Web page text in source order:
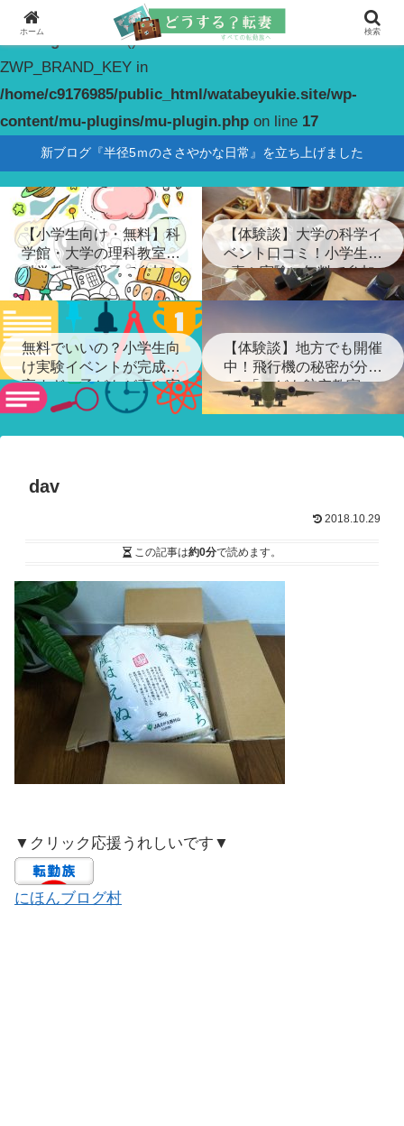
Warning
: constant(): Couldn't find constant
ZWP_BRAND_KEY in
/home/c9176985/public_html/watabeyukie.site/wp-
content/mu-plugins/mu-plugin.php on line 17
新ブログ『半径5ｍのささやかな日常』を立ち上げました
【小学生向け・無料】科
学館・大学の理科教室・
科学教室に親子で参加！
【体験談】大学の科学イ
ベント口コミ！小学生が
喜ぶ実験に無料で参加
無料でいいの？小学生向
け実験イベントが完成度
高すぎ…子どもが喜ぶ実
験ショー
【体験談】地方でも開催
中！飛行機の秘密が分か
る「こども航空教室」
dav
2018.10.29
この記事は約0分で読めます。
▼クリック応援うれしいです▼
にほんブログ村
ホーム 検索